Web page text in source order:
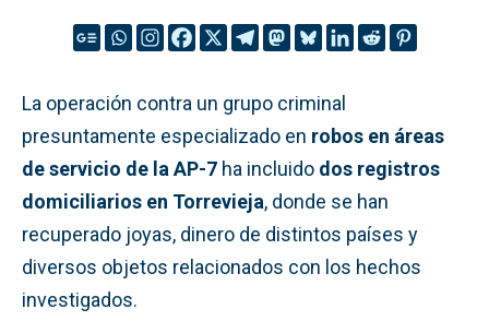
La operación contra un grupo criminal
presuntamente especializado en robos en áreas
de servicio de la AP-7 ha incluido dos registros
domiciliarios en Torrevieja, donde se han
recuperado joyas, dinero de distintos países y
diversos objetos relacionados con los hechos
investigados.